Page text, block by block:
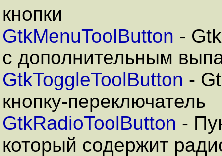
кнопки
GtkMenuToolButton -
с дополнительным
GtkToggleToolButton -
кнопку-переключатель
GtkRadioToolButton -
который содержит